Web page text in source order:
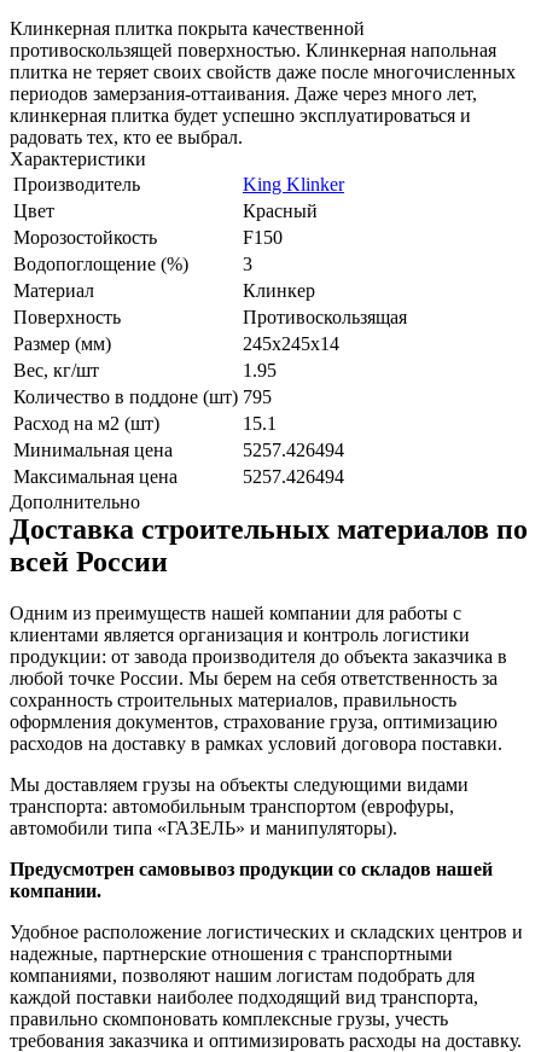
Клинкерная плитка покрыта качественной
противоскользящей поверхностью. Клинкерная напольная
плитка не теряет своих свойств даже после многочисленных
периодов замерзания-оттаивания. Даже через много лет,
клинкерная плитка будет успешно эксплуатироваться и
радовать тех, кто ее выбрал.
Характеристики
Производитель
King Klinker
Цвет
Красный
Морозостойкость
F150
Водопоглощение (%)
3
Материал
Клинкер
Поверхность
Противоскользящая
Размер (мм)
245x245x14
Вес, кг/шт
1.95
Количество в поддоне (шт) 795
Расход на м2 (шт)
15.1
Минимальная цена
5257.426494
Максимальная цена
5257.426494
Дополнительно
Доставка строительных материалов по
всей России
Одним из преимуществ нашей компании для работы с
клиентами является организация и контроль логистики
продукции: от завода производителя до объекта заказчика в
любой точке России. Мы берем на себя ответственность за
сохранность строительных материалов, правильность
оформления документов, страхование груза, оптимизацию
расходов на доставку в рамках условий договора поставки.
Мы доставляем грузы на объекты следующими видами
транспорта: автомобильным транспортом (еврофуры,
автомобили типа «ГАЗЕЛЬ» и манипуляторы).
Предусмотрен самовывоз продукции со складов нашей
компании.
Удобное расположение логистических и складских центров и
надежные, партнерские отношения с транспортными
компаниями, позволяют нашим логистам подобрать для
каждой поставки наиболее подходящий вид транспорта,
правильно скомпоновать комплексные грузы, учесть
требования заказчика и оптимизировать расходы на доставку.